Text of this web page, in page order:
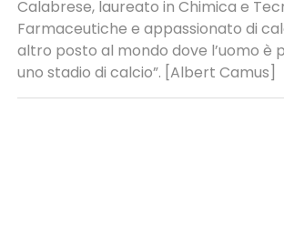
Calabrese, laureato in Chimica e
Farmaceutiche e appassionato di
altro posto al mondo dove l’uomo è
uno stadio di calcio”. [Albert Camus]